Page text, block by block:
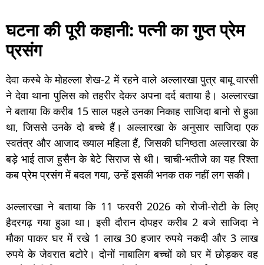
घटना की पूरी कहानी: पत्नी का गुप्त प्रेम
प्रसंग
देवा कस्बे के मोहल्ला शेख-2 में रहने वाले अल्लारखा पुत्र बाबू वारसी
ने देवा थाना पुलिस को तहरीर देकर अपना दर्द बताया है। अल्लारखा
ने बताया कि करीब 15 साल पहले उनका निकाह साजिदा बानो से हुआ
था, जिससे उनके दो बच्चे हैं। अल्लारखा के अनुसार साजिदा एक
स्वतंत्र और आजाद ख्याल महिला हैं, जिसकी घनिष्ठता अल्लारखा के
बड़े भाई ताज हुसैन के बेटे सिराज से थी। चाची-भतीजे का यह रिश्ता
कब प्रेम प्रसंग में बदल गया, उन्हें इसकी भनक तक नहीं लग सकी।
अल्लारखा ने बताया कि 11 फरवरी 2026 को रोजी-रोटी के लिए
हैदरगढ़ गया हुआ था। इसी दौरान दोपहर करीब 2 बजे साजिदा ने
मौका पाकर घर में रखे 1 लाख 30 हजार रुपये नकदी और 3 लाख
रुपये के जेवरात बटोरे। दोनों नाबालिग बच्चों को घर में छोड़कर वह